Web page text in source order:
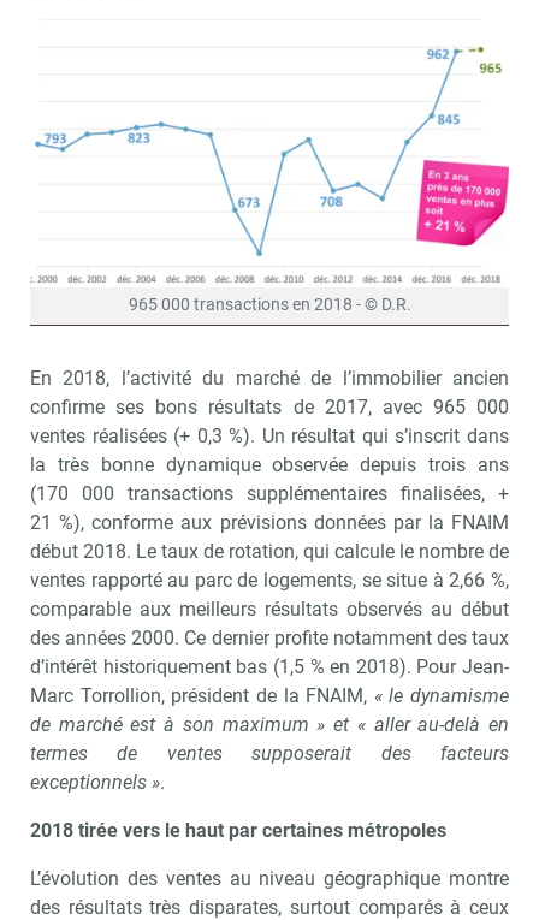
965 000 transactions en 2018 - © D.R.
En 2018, l’activité du marché de l’immobilier ancien
confirme ses bons résultats de 2017, avec 965 000
ventes réalisées (+ 0,3 %). Un résultat qui s’inscrit dans
la très bonne dynamique observée depuis trois ans
(170 000 transactions supplémentaires finalisées, +
21 %), conforme aux prévisions données par la FNAIM
début 2018. Le taux de rotation, qui calcule le nombre de
ventes rapporté au parc de logements, se situe à 2,66 %,
comparable aux meilleurs résultats observés au début
des années 2000. Ce dernier profite notamment des taux
d’intérêt historiquement bas (1,5 % en 2018). Pour Jean-
Marc Torrollion, président de la FNAIM, « le dynamisme
de marché est à son maximum » et « aller au-delà en
termes de ventes supposerait des facteurs
exceptionnels ».
2018 tirée vers le haut par certaines métropoles
L’évolution des ventes au niveau géographique montre
des résultats très disparates, surtout comparés à ceux